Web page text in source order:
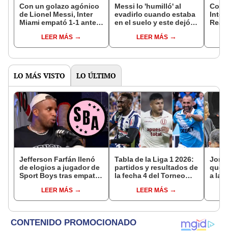
Con un golazo agónico
de Lionel Messi, Inter
Miami empató 1-1 ante
la MLSLEER MÁS
Messi lo 'humilló' al
evadirlo cuando estaba
en el suelo y este dejó
comentarioLEER MÁS
Con
Inter
Real
LO MÁS VISTO LO ÚLTIMO
Jefferson Farfán llenó
de elogios a jugador de
Sport Boys tras empate
"Ojalá puedas volver
pronto a tu casa"
LEER MÁS
Tabla de la Liga 1 2026:
partidos y resultados de
la fecha 4 del Torneo
del Acumulado
LEER MÁS
que
a la